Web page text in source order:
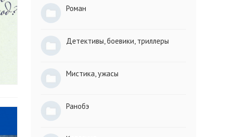
Роман
Детективы, боевики, триллеры
Мистика, ужасы
Ранобэ